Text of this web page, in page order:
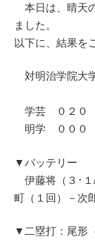
本日は、晴天
ました。
以下に、結果を
対明治学院大
学芸 ０２０
明学 ０００
▼バッテリー
伊藤将（３･１
町（１回）－次
▼二塁打：尾形